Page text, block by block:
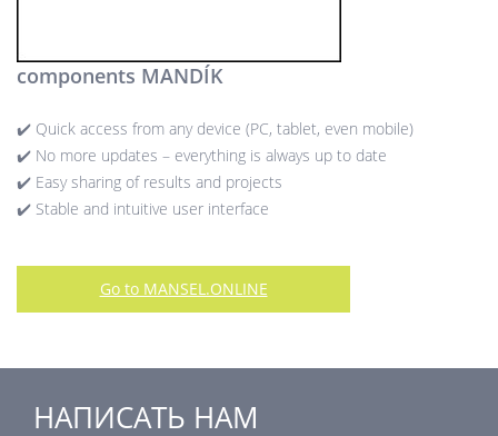
components MANDÍK
✔️ Quick access from any device (PC, tablet, even mobile)
✔️ No more updates – everything is always up to date
✔️ Easy sharing of results and projects
✔️ Stable and intuitive user interface
Go to MANSEL.ONLINE
НАПИСАТЬ НАМ